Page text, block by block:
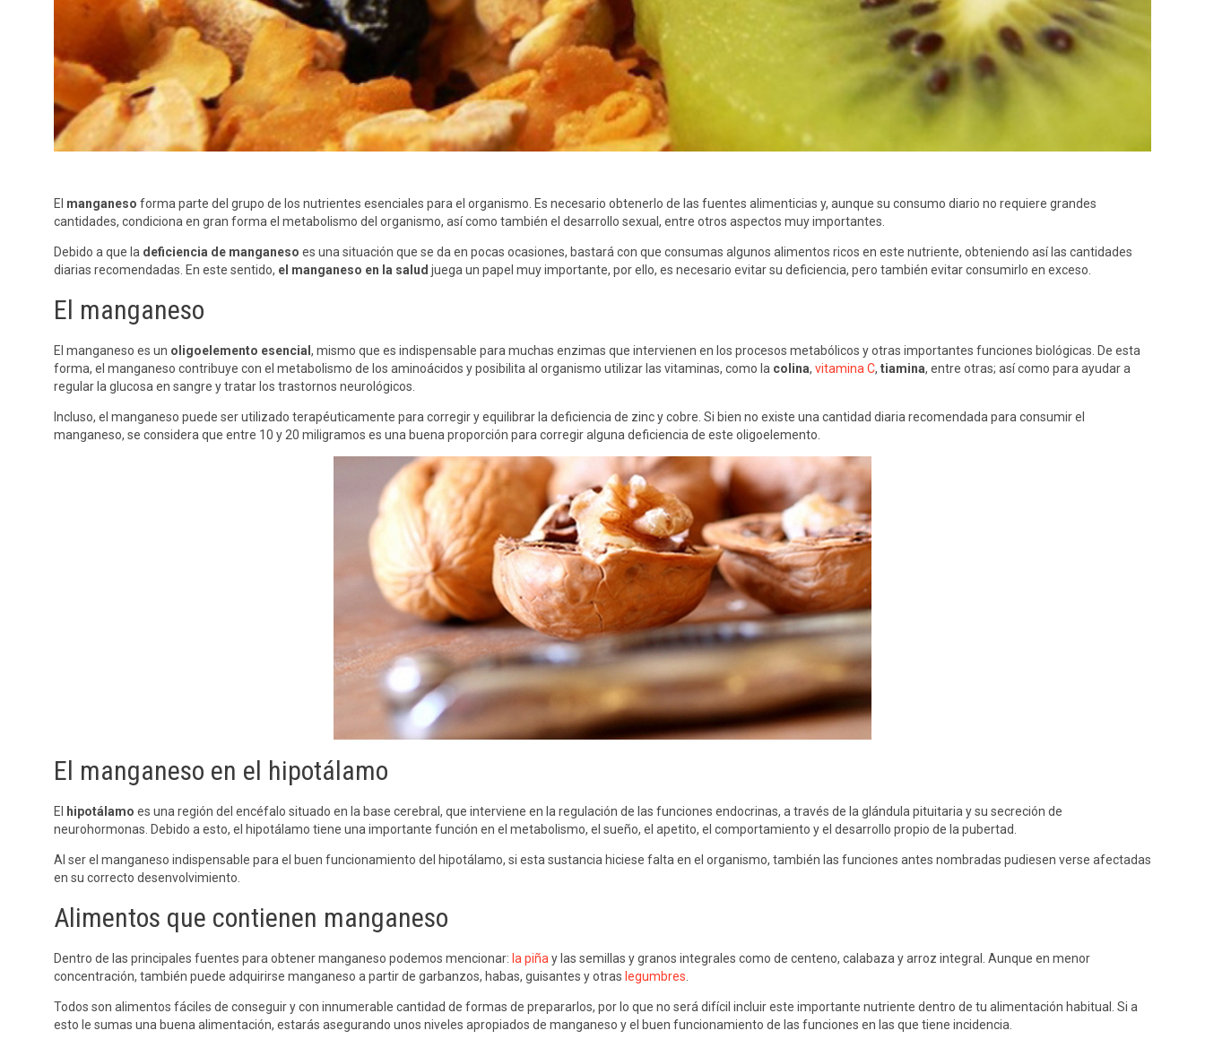
El manganeso forma parte del grupo de los nutrientes esenciales para el organismo. Es necesario obtenerlo de las fuentes alimenticias y, aunque su consumo diario no requiere grandes
cantidades, condiciona en gran forma el metabolismo del organismo, así como también el desarrollo sexual, entre otros aspectos muy importantes.
Debido a que la deficiencia de manganeso es una situación que se da en pocas ocasiones, bastará con que consumas algunos alimentos ricos en este nutriente, obteniendo así las cantidades
diarias recomendadas. En este sentido, el manganeso en la salud juega un papel muy importante, por ello, es necesario evitar su deficiencia, pero también evitar consumirlo en exceso.
El manganeso
El manganeso es un oligoelemento esencial , mismo que es indispensable para muchas enzimas que intervienen en los procesos metabólicos y otras importantes funciones biológicas. De esta
forma, el manganeso contribuye con el metabolismo de los aminoácidos y posibilita al organismo utilizar las vitaminas, como la colina, vitamina C, tiamina, entre otras; así como para ayudar a
regular la glucosa en sangre y tratar los trastornos neurológicos.
Incluso, el manganeso puede ser utilizado terapéuticamente para corregir y equilibrar la deficiencia de zinc y cobre. Si bien no existe una cantidad diaria recomendada para consumir el
manganeso, se considera que entre 10 y 20 miligramos es una buena proporción para corregir alguna deficiencia de este oligoelemento.
El manganeso en el hipotálamo
El hipotálamo es una región del encéfalo situado en la base cerebral, que interviene en la regulación de las funciones endocrinas, a través de la glándula pituitaria y su secreción de
neurohormonas. Debido a esto, el hipotálamo tiene una importante función en el metabolismo, el sueño, el apetito, el comportamiento y el desarrollo propio de la pubertad.
Al ser el manganeso indispensable para el buen funcionamiento del hipotálamo, si esta sustancia hiciese falta en el organismo, también las funciones antes nombradas pudiesen verse afectadas
en su correcto desenvolvimiento.
Alimentos que contienen manganeso
Dentro de las principales fuentes para obtener manganeso podemos mencionar: la piñay las semillas y granos integrales como de centeno, calabaza y arroz integral. Aunque en menor
concentración, también puede adquirirse manganeso a partir de garbanzos, habas, guisantes y otras legumbres.
Todos son alimentos fáciles de conseguir y con innumerable cantidad de formas de prepararlos, por lo que no será difícil incluir este importante nutriente dentro de tu alimentación habitual. Si a
esto le sumas una buena alimentación, estarás asegurando unos niveles apropiados de manganeso y el buen funcionamiento de las funciones en las que tiene incidencia.